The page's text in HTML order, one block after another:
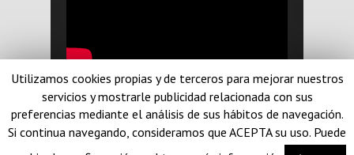
© Yolanda Ramirez 2014. Diseño realizado por
Utilizamos cookies propias y de terceros para mejorar nuestros
servicios y mostrarle publicidad relacionada con sus
preferencias mediante el análisis de sus hábitos de navegación.
Si continua navegando, consideramos que ACEPTA su uso. Puede